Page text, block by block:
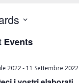
Events
2022- 11 Settembre 2022